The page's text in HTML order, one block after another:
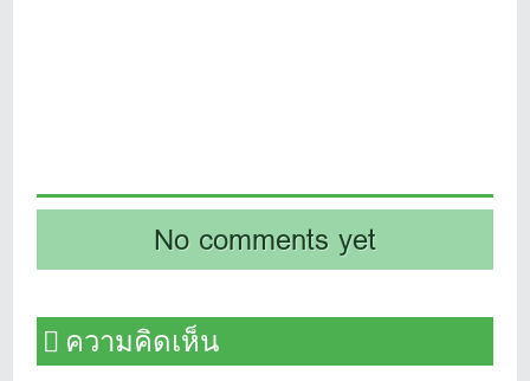
No comments yet
ความคิดเห็น